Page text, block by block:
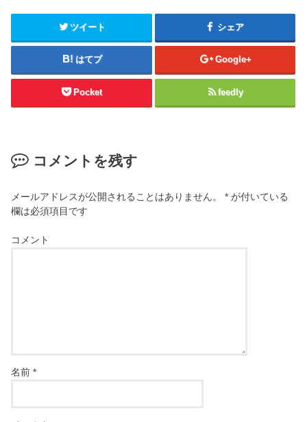
ツイート シェア
はてブ Google+
Pocket feedly
コメントを残す
メールアドレスが公開されることはありません。 * が付いている
欄は必須項目です
コメント
名前*